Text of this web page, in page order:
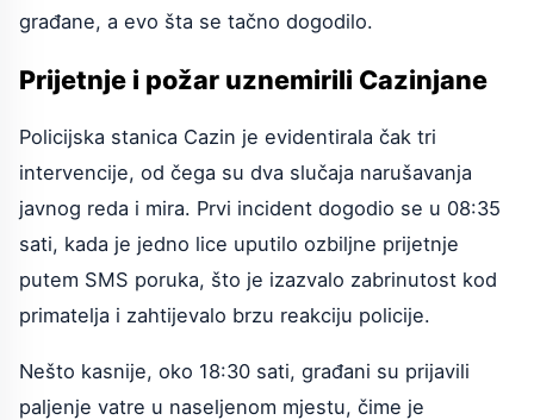
građane, a evo šta se tačno dogodilo.
Prijetnje i požar uznemirili Cazinjane
Policijska stanica Cazin je evidentirala čak tri
intervencije, od čega su dva slučaja narušavanja
javnog reda i mira. Prvi incident dogodio se u 08:35
sati, kada je jedno lice uputilo ozbiljne prijetnje
putem SMS poruka, što je izazvalo zabrinutost kod
primatelja i zahtijevalo brzu reakciju policije.
Nešto kasnije, oko 18:30 sati, građani su prijavili
paljenje vatre u naseljenom mjestu, čime je